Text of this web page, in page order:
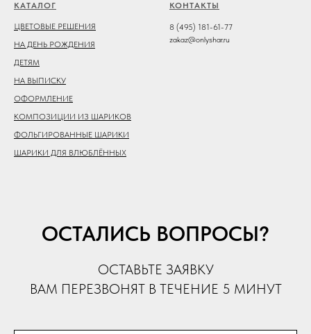
КАТАЛОГ
ЦВЕТОВЫЕ РЕШЕНИЯ
НА ДЕНЬ РОЖДЕНИЯ
ДЕТЯМ
НА ВЫПИСКУ
ОФОРМЛЕНИЕ
КОМПОЗИЦИИ ИЗ ШАРИКОВ
ФОЛЬГИРОВАННЫЕ ШАРИКИ
ШАРИКИ ДЛЯ ВЛЮБЛЁННЫХ
КОНТАКТЫ
8 (495) 181-61-77
zakaz@onlyshar.ru
ОСТАЛИСЬ ВОПРОСЫ?
ОСТАВЬТЕ ЗАЯВКУ
ВАМ ПЕРЕЗВОНЯТ В ТЕЧЕНИЕ 5 МИНУТ